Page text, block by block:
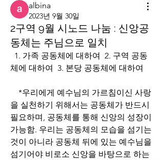
albina
2023년 9월 30일
2구역 9월 시노드 나눔 : 신앙공
동체는 주님으로 일치
체에 대하여  3. 본당 공동체에 대하여
을 실천하기 위해서는 공동체가 반드시
필요하며, 공동체를 통해 신앙의 성장이
가능함. 우리는 공동체의 모습을 섬기는
것이 아니라 공동체 뒤에 있는 예수님을
섬기어야 비로소 신앙을 바탕으로 하는